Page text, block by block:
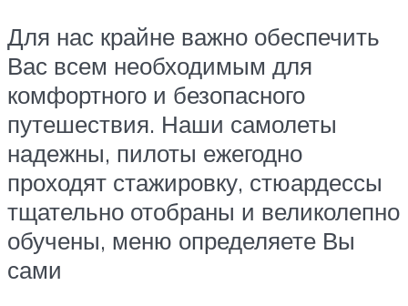
Для нас крайне важно обеспечить
Вас всем необходимым для
комфортного и безопасного
путешествия. Наши самолеты
надежны, пилоты ежегодно
проходят стажировку, стюардессы
тщательно отобраны и великолепно
обучены, меню определяете Вы
сами